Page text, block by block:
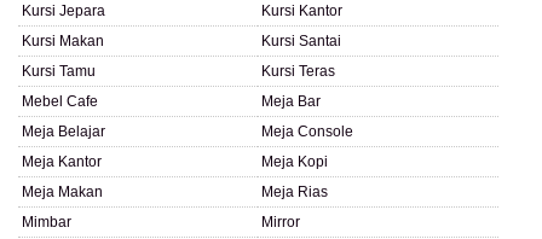
Kursi Jepara
Kursi Kantor
Kursi Makan
Kursi Santai
Kursi Tamu
Kursi Teras
Mebel Cafe
Meja Bar
Meja Belajar
Meja Console
Meja Kantor
Meja Kopi
Meja Makan
Meja Rias
Mimbar
Mirror